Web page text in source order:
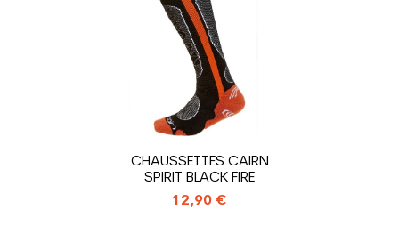
Débutant
Noir
1.31
femme loisir
CHAUSSETTES CAIRN
SPIRIT BLACK FIRE
12,90 €